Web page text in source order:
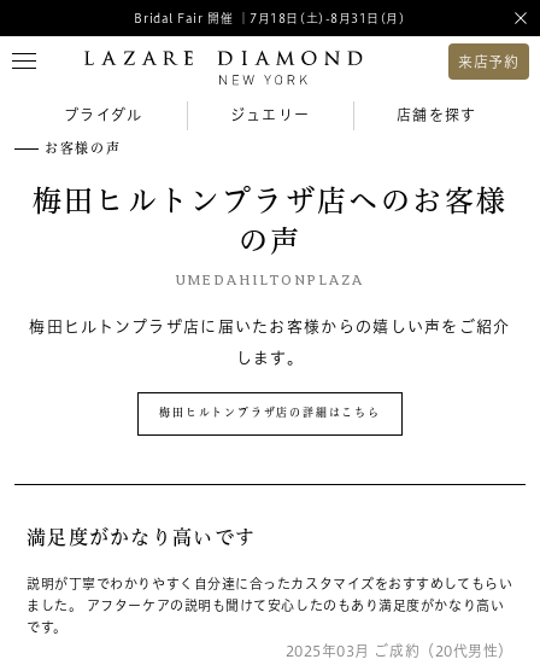
Bridal Fair 開催 ｜7月18日(土)-8月31日(月)
来店予約
ブライダル ジュエリー 店舗を探す
お客様の声
梅田ヒルトンプラザ店へのお客様
の声
UMEDAHILTONPLAZA
梅田ヒルトンプラザ店に届いたお客様からの嬉しい声をご紹介
します。
梅田ヒルトンプラザ店の詳細はこちら
満足度がかなり高いです
説明が丁寧でわかりやすく自分達に合ったカスタマイズをおすすめしてもらい
ました。 アフターケアの説明も聞けて安心したのもあり満足度がかなり高い
です。
2025年03月 ご成約（20代男性）